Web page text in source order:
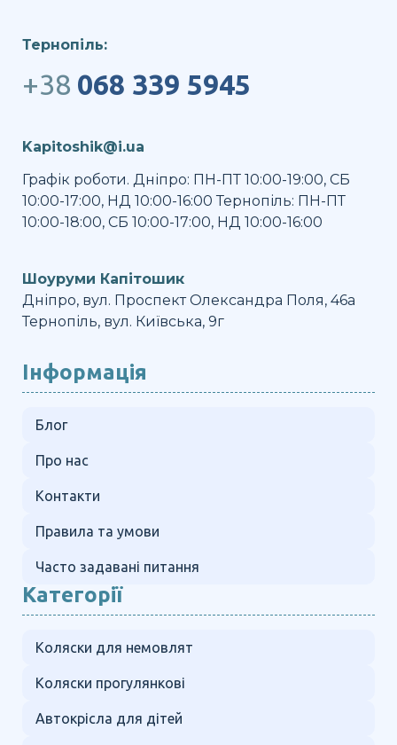
Тернопіль:
+38 068 339 5945
Kapitoshik@i.ua
Графік роботи. Дніпро: ПН-ПТ 10:00-19:00, СБ
10:00-17:00, НД 10:00-16:00 Тернопіль: ПН-ПТ
10:00-18:00, СБ 10:00-17:00, НД 10:00-16:00
Шоуруми Капітошик
Дніпро, вул. Проспект Олександра Поля, 46а
Тернопіль, вул. Київська, 9г
Інформація
Блог
Про нас
Контакти
Правила та умови
Часто задавані питання
Категорії
Коляски для немовлят
Коляски прогулянкові
Автокрісла для дітей